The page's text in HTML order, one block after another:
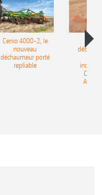
Cenio 4000-2, le
nouveau
déchaumeur porté
repliable